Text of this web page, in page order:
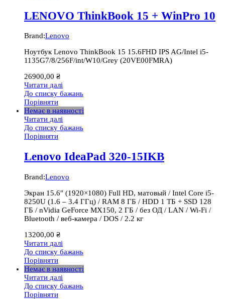
LENOVO ThinkBook 15 + WinPro 10
Brand:Lenovo
Ноутбук Lenovo ThinkBook 15 15.6FHD IPS AG/Intel i5-
1135G7/8/256F/int/W10/Grey (20VE00FMRA)
26900,00 ₴
Читати далі
До списку бажань
Порівняти
Немає в наявності
Читати далі
До списку бажань
Порівняти
Lenovo IdeaPad 320-15IKB
Brand:Lenovo
Экран 15.6″ (1920×1080) Full HD, матовый / Intel Core i5-
8250U (1.6 – 3.4 ГГц) / RAM 8 ГБ / HDD 1 ТБ + SSD 128
ГБ / nVidia GeForce MX150, 2 ГБ / без ОД / LAN / Wi-Fi /
Bluetooth / веб-камера / DOS / 2.2 кг
13200,00 ₴
Читати далі
До списку бажань
Порівняти
Немає в наявності
Читати далі
До списку бажань
Порівняти